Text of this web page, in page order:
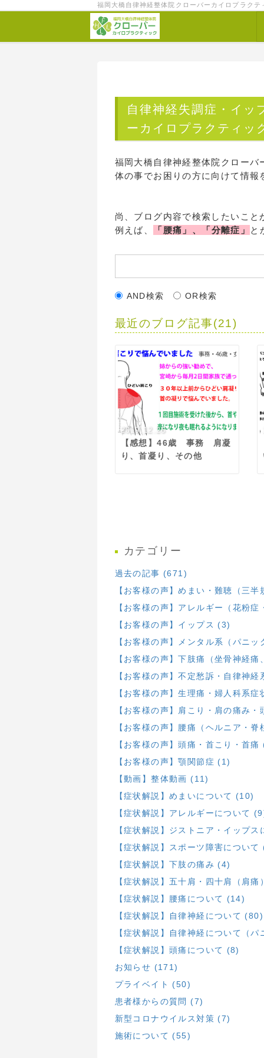
福岡大橋自律神経整体院クローバーカイロプラク
自律神経失調症・イッ
ーカイロプラクティッ
福岡大橋自律神経整体院クロー
体の事でお困りの方に向けて情報
尚、ブログ内容で検索したいこ
例えば、
「腰痛」、「分離症」 と
AND検索 OR検索
最近のブログ記事(21)
2019.12.26
【感想】46歳 事務 肩凝
り、首凝り、その他
カテゴリー
過去の記事 (671)
【お客様の声】めまい・難聴（三
【お客様の声】アレルギー（花粉
【お客様の声】イップス (3)
【お客様の声】メンタル系（パニ
【お客様の声】下肢痛（坐骨神経
【お客様の声】不定愁訴・自律神
【お客様の声】生理痛・婦人科系
【お客様の声】肩こり・肩の痛み
【お客様の声】腰痛（ヘルニア・
【お客様の声】頭痛・首こり・首
【お客様の声】顎関節症 (1)
【動画】整体動画 (11)
【症状解説】めまいについて (10)
【症状解説】アレルギーについて
【症状解説】ジストニア・イップ
【症状解説】スポーツ障害につい
【症状解説】下肢の痛み (4)
【症状解説】五十肩・四十肩（肩
【症状解説】腰痛について (14)
【症状解説】自律神経について (80)
【症状解説】自律神経について（
【症状解説】頭痛について (8)
お知らせ (171)
プライベイト (50)
患者様からの質問 (7)
新型コロナウイルス対策 (7)
施術について (55)